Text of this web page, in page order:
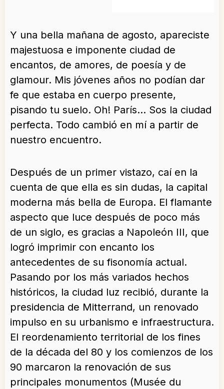
Y una bella mañana de agosto, apareciste
majestuosa e imponente ciudad de
encantos, de amores, de poesía y de
glamour. Mis jóvenes años no podían dar
fe que estaba en cuerpo presente,
pisando tu suelo. Oh! París… Sos la ciudad
perfecta. Todo cambió en mí a partir de
nuestro encuentro.
Después de un primer vistazo, caí en la
cuenta de que ella es sin dudas, la capital
moderna más bella de Europa. El flamante
aspecto que luce después de poco más
de un siglo, es gracias a Napoleón III, que
logró imprimir con encanto los
antecedentes de su fisonomía actual.
Pasando por los más variados hechos
históricos, la ciudad luz recibió, durante la
presidencia de Mitterrand, un renovado
impulso en su urbanismo e infraestructura.
El reordenamiento territorial de los fines
de la década del 80 y los comienzos de los
90 marcaron la renovación de sus
principales monumentos (Musée du